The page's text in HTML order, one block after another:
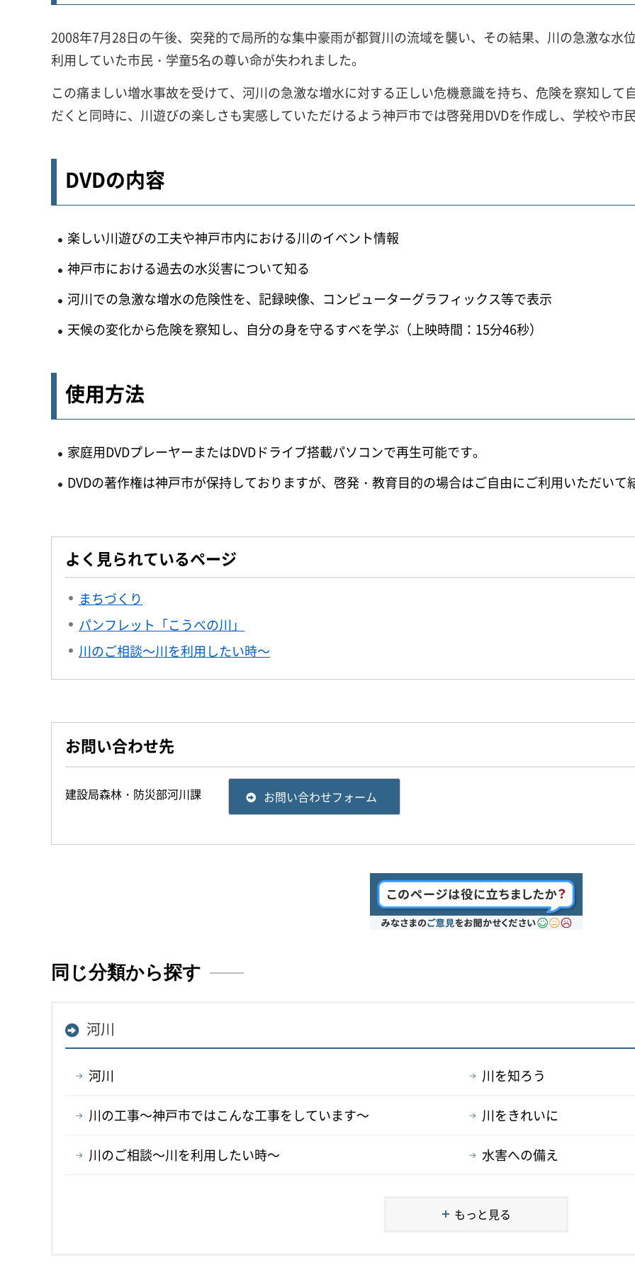
2008年7月28日の午後、突発的で局所的な集中豪雨が都賀川の流域を襲い、その結果、川の急激な水
利用していた市民・学童5名の尊い命が失われました。
この痛ましい増水事故を受けて、河川の急激な増水に対する正しい危機意識を持ち、危険を察知し
だくと同時に、川遊びの楽しさも実感していただけるよう神戸市では啓発用DVDを作成し、学校や市
DVDの内容
楽しい川遊びの工夫や神戸市内における川のイベント情報
神戸市における過去の水災害について知る
河川での急激な増水の危険性を、記録映像、コンピューターグラフィックス等で表示
天候の変化から危険を察知し、自分の身を守るすべを学ぶ（上映時間：15分46秒）
使用方法
家庭用DVDプレーヤーまたはDVDドライブ搭載パソコンで再生可能です。
DVDの著作権は神戸市が保持しておりますが、啓発・教育目的の場合はご自由にご利用いただいて
よく見られているページ
まちづくり
パンフレット「こうべの川」
川のご相談～川を利用したい時～
お問い合わせ先
建設局森林・防災部河川課 お問い合わせフォーム
同じ分類から探す
河川
河川 川を知ろう
川の工事～神戸市ではこんな工事をしています～ 川をきれいに
川のご相談～川を利用したい時～ 水害への備え
もっと見る